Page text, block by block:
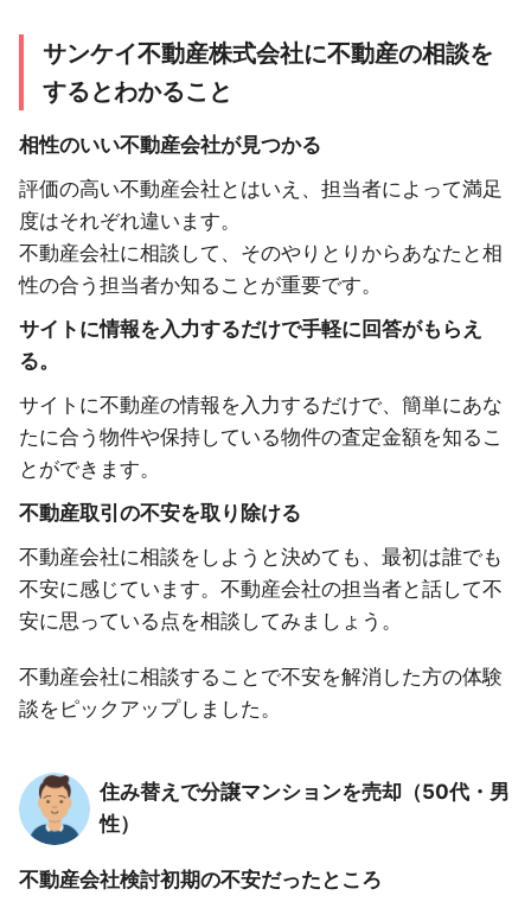
サンケイ不動産株式会社に不動産の相談を
するとわかること
相性のいい不動産会社が見つかる
評価の高い不動産会社とはいえ、担当者によって満足
度はそれぞれ違います。
不動産会社に相談して、そのやりとりからあなたと相
性の合う担当者か知ることが重要です。
サイトに情報を入力するだけで手軽に回答がもらえ
る。
サイトに不動産の情報を入力するだけで、簡単にあな
たに合う物件や保持している物件の査定金額を知るこ
とができます。
不動産取引の不安を取り除ける
不動産会社に相談をしようと決めても、最初は誰でも
不安に感じています。不動産会社の担当者と話して不
安に思っている点を相談してみましょう。
不動産会社に相談することで不安を解消した方の体験
談をピックアップしました。
住み替えで分譲マンションを売却（50代・男
性）
不動産会社検討初期の不安だったところ